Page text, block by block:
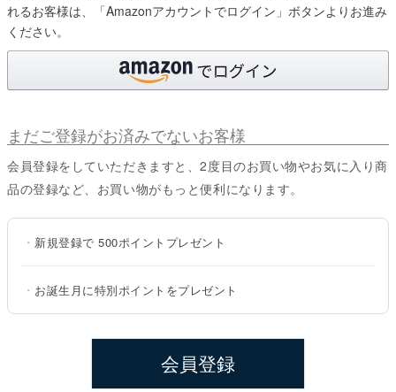
れるお客様は、「Amazonアカウントでログイン」ボタンよりお進み
ください。
まだご登録がお済みでないお客様
会員登録をしていただきますと、2度目のお買い物やお気に入り商
品の登録など、お買い物がもっと便利になります。
・ 新規登録で500ポイント プレゼント
・ お誕生月に特別ポイントをプレゼント
会員登録